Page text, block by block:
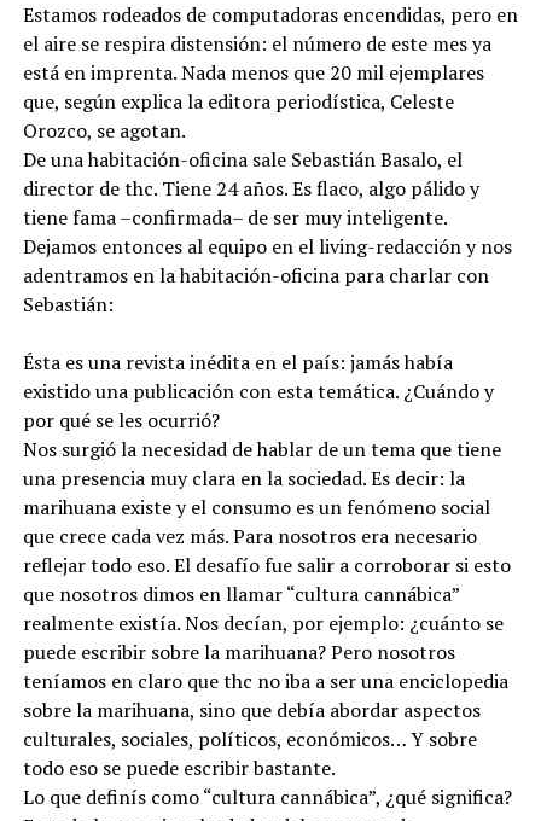
Estamos rodeados de computadoras encendidas, pero en
el aire se respira distensión: el número de este mes ya
está en imprenta. Nada menos que 20 mil ejemplares
que, según explica la editora periodística, Celeste
Orozco, se agotan.
De una habitación-oficina sale Sebastián Basalo, el
director de thc. Tiene 24 años. Es flaco, algo pálido y
tiene fama –confirmada– de ser muy inteligente.
Dejamos entonces al equipo en el living-redacción y nos
adentramos en la habitación-oficina para charlar con
Sebastián:
Ésta es una revista inédita en el país: jamás había
existido una publicación con esta temática. ¿Cuándo y
por qué se les ocurrió?
Nos surgió la necesidad de hablar de un tema que tiene
una presencia muy clara en la sociedad. Es decir: la
marihuana existe y el consumo es un fenómeno social
que crece cada vez más. Para nosotros era necesario
reflejar todo eso. El desafío fue salir a corroborar si esto
que nosotros dimos en llamar “cultura cannábica”
realmente existía. Nos decían, por ejemplo: ¿cuánto se
puede escribir sobre la marihuana? Pero nosotros
teníamos en claro que thc no iba a ser una enciclopedia
sobre la marihuana, sino que debía abordar aspectos
culturales, sociales, políticos, económicos… Y sobre
todo eso se puede escribir bastante.
Lo que definís como “cultura cannábica”, ¿qué significa?